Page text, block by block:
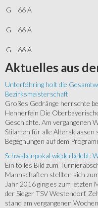
G 66 A
G 66 A
G 66 A
Aktuelles aus
Unterföhring holt die
Bezirksmeisterschaft
Großes Gedränge herrschte
Hennerfein Die
Geschichte. Am vergangenen
Stilarten für alle Altersklassen
Begegnungen auf dem
Schwabenpokal wiederbelebt:
Ein tolles Bild zum
Mannschaften stellten sich
Jahr 2016 ging es zum letzten
der Sieger TSV Westendorf.
stand am vergangenen